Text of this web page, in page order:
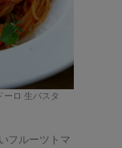
ーロ 生パスタ
フルーツトマ